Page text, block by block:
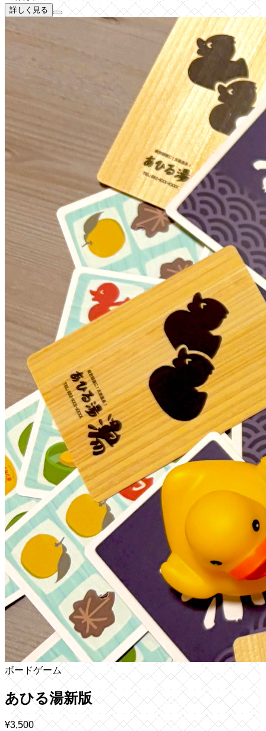
詳しく見る
ボードゲーム
あひる湯新版
¥3,500